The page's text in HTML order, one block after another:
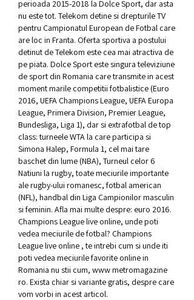
perioada 2015-2018 la Dolce Sport, dar asta
nu este tot. Telekom detine si drepturile TV
pentru Campionatul European de Fotbal care
are loc in Franta. Oferta sportiva a postului
detinut de Telekom este cea mai atractiva de
pe piata. Dolce Sport este singura televiziune
de sport din Romania care transmite in acest
moment marile competitii fotbalistice (Euro
2016, UEFA Champions League, UEFA Europa
League, Primera Division, Premier League,
Bundesliga, Liga 1), dar si extrafotbal de top
class: turneele WTA la care participa si
Simona Halep, Formula 1, cel mai tare
baschet din lume (NBA), Turneul celor 6
Natiuni la rugby, toate meciurile importante
ale rugby-ului romanesc, fotbal american
(NFL), handbal din Liga Campionilor masculin
si feminin. Afla mai multe despre: euro 2016.
Champions League live online, unde poti
vedea meciurile de fotbal? Champions
League live online , te intrebi cum si unde iti
poti vedea meciurile favorite online in
Romania nu stii cum, www metromagazine
ro. Exista chiar si variante gratis, despre care
vom vorbi in acest articol.